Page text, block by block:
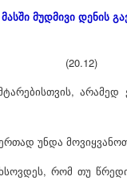
მუდმივი დენის
უნდა
რომ თუ